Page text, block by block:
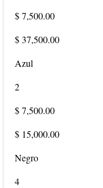
$ 7,500.00
$ 37,500.00
Azul
2
$ 7,500.00
$ 15,000.00
Negro
4